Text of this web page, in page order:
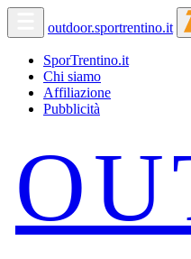
outdoor.sportrentino.it
SporTrentino.it
Chi siamo
Affiliazione
Pubblicità